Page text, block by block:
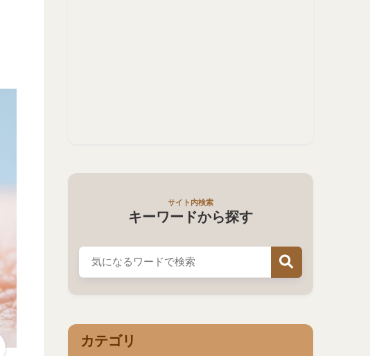
サイト内検索
キーワードから探す
カテゴリ